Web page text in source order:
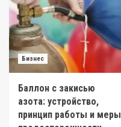
Бизнес
Баллон с закисью
азота: устройство,
принцип работы и меры